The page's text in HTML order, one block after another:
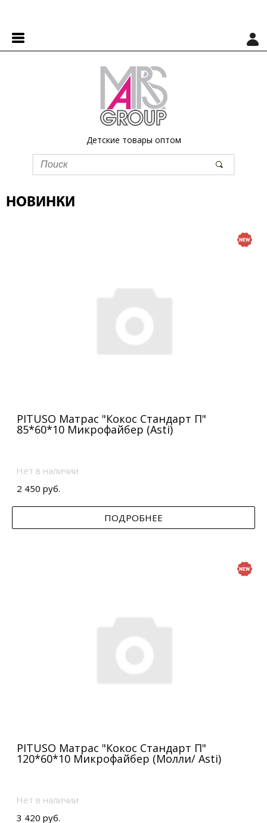
Детские товары оптом
НОВИНКИ
PITUSO Матрас "Кокос Стандарт П"
85*60*10 Микрофайбер (Asti)
Нет в наличии
2 450 руб.
ПОДРОБНЕЕ
PITUSO Матрас "Кокос Стандарт П"
120*60*10 Микрофайбер (Молли/ Asti)
Нет в наличии
3 420 руб.